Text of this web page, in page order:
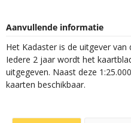
Aanvullende informatie
Het Kadaster is de uitgever
Iedere 2 jaar wordt het
uitgegeven. Naast deze
kaarten beschikbaar.